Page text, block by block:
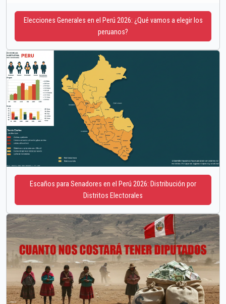
Elecciones Generales en el Perú 2026: ¿Qué vamos a elegir los
peruanos?
Escaños para Senadores en el Perú 2026: Distribución por
Distritos Electorales